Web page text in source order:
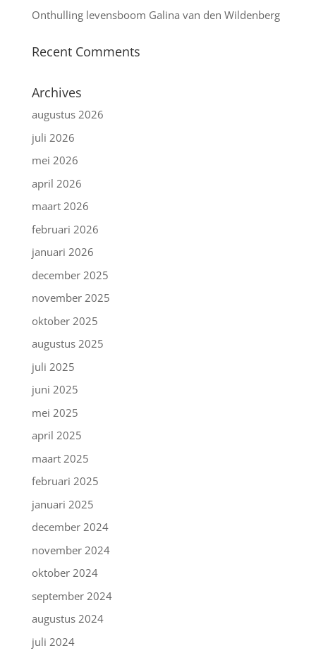
Onthulling levensboom Galina van den Wildenberg
Recent Comments
Archives
augustus 2026
juli 2026
mei 2026
april 2026
maart 2026
februari 2026
januari 2026
december 2025
november 2025
oktober 2025
augustus 2025
juli 2025
juni 2025
mei 2025
april 2025
maart 2025
februari 2025
januari 2025
december 2024
november 2024
oktober 2024
september 2024
augustus 2024
juli 2024